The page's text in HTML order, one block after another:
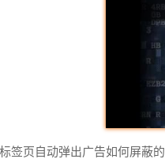
签页自动弹出广告如何屏蔽的